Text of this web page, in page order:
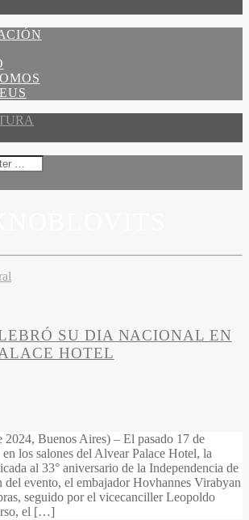
SU DIA NACIONAL EN
HOTEL
2024, Buenos Aires) – El pasado 17 de
los salones del Alvear Palace Hotel, la
al 33° aniversario de la Independencia de
evento, el embajador Hovhannes Virabyan
seguido por el vicecanciller Leopoldo
el […]